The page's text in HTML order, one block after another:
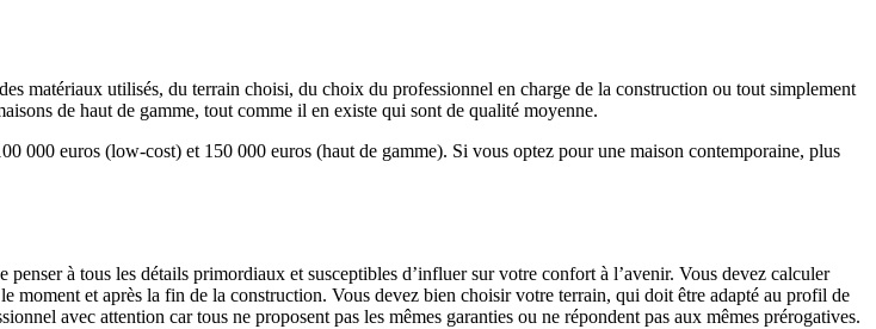
matériaux utilisés, du terrain choisi, du choix du professionnel en charge de la construction ou tout simplement
de haut de gamme, tout comme il en existe qui sont de qualité moyenne.
000 euros (low-cost) et 150 000 euros (haut de gamme). Si vous optez pour une maison contemporaine, plus
à tous les détails primordiaux et susceptibles d’influer sur votre confort à l’avenir. Vous devez calculer
moment et après la fin de la construction. Vous devez bien choisir votre terrain, qui doit être adapté au profil de
avec attention car tous ne proposent pas les mêmes garanties ou ne répondent pas aux mêmes prérogatives.